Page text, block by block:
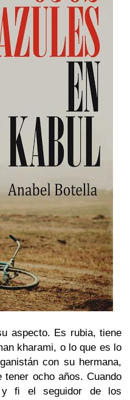
aspecto. Es rubia, tiene
kharami, o lo que es lo
con su hermana,
tener ocho años. Cuando
y ﬁ el seguidor de los